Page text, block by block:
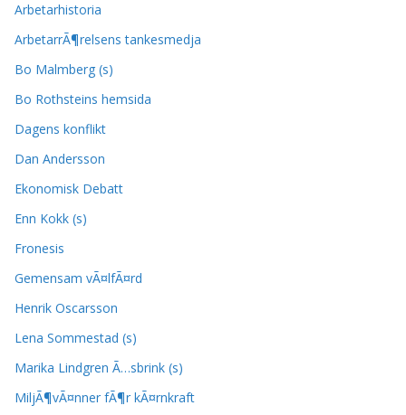
Arbetarhistoria
ArbetarrÃ¶relsens tankesmedja
Bo Malmberg (s)
Bo Rothsteins hemsida
Dagens konflikt
Dan Andersson
Ekonomisk Debatt
Enn Kokk (s)
Fronesis
Gemensam vÃ¤lfÃ¤rd
Henrik Oscarsson
Lena Sommestad (s)
Marika Lindgren Ã…sbrink (s)
MiljÃ¶vÃ¤nner fÃ¶r kÃ¤rnkraft